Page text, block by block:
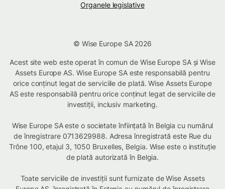
Organele legislative
© Wise Europe SA 2026
Acest site web este operat în comun de Wise Europe SA și Wise
Assets Europe AS. Wise Europe SA este responsabilă pentru
orice conținut legat de serviciile de plată. Wise Assets Europe
AS este responsabilă pentru orice conținut legat de serviciile de
investiții, inclusiv marketing.
Wise Europe SA este o societate înființată în Belgia cu numărul
de înregistrare 0713629988. Adresa înregistrată este Rue du
Trône 100, etajul 3, 1050 Bruxelles, Belgia. Wise este o instituție
de plată autorizată în Belgia.
Toate serviciile de investiții sunt furnizate de Wise Assets